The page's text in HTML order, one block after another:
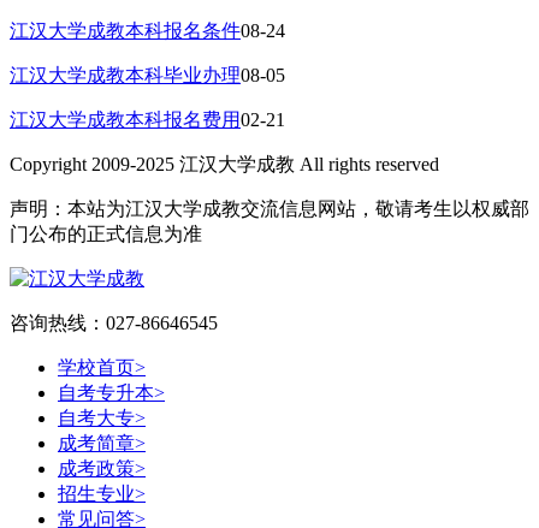
江汉大学成教本科报名条件08-24
江汉大学成教本科毕业办理08-05
江汉大学成教本科报名费用02-21
Copyright 2009-2025 江汉大学成教 All rights reserved
声明：本站为江汉大学成教交流信息网站，敬请考生以权威部
门公布的正式信息为准
咨询热线：027-86646545
学校首页>
自考专升本>
自考大专>
成考简章>
成考政策>
招生专业>
常见问答>